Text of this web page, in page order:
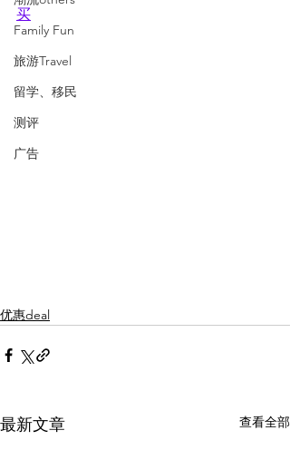
Family Fun
旅游Travel
留学、移民
测评
广告
买
优惠deal
最新文章 查看全部